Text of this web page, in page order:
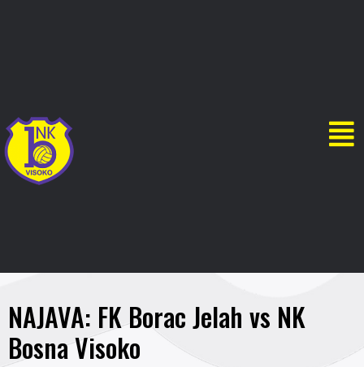
NAJAVA: FK Borac Jelah vs NK
Bosna Visoko